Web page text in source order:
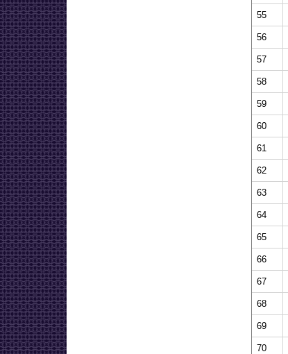
55
56
57
58
59
60
61
62
63
64
65
66
67
68
69
70